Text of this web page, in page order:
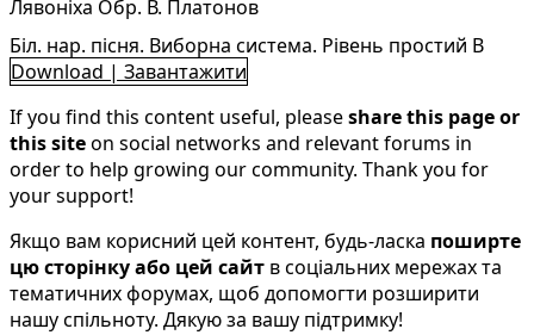
Лявоніха Обр. В. Платонов
Біл. нар. пісня. Виборна система. Рівень простий B
Download | Завантажити
If you find this content useful, pleaseshare this page or
this siteon social networks and relevant forums in
order to help growing our community. Thank you for
your support!
Якщо вам корисний цей контент, будь-ласка поширте
цю сторінку або цей сайт в соціальних мережах та
тематичних форумах, щоб допомогти розширити
нашу спільноту. Дякую за вашу підтримку!